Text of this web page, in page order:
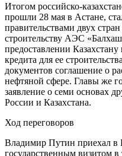
Итогом российско-
прошли 28 мая в Астане,
правительствами двух
строительству АЭС
предоставлении Казахстану
кредита для ее
документов соглашение о
нефтяной сфере. Главы же
заявление о семи основах
России и Казахстана.
Ход переговоров
Владимир Путин приехал в
государственным визитом в